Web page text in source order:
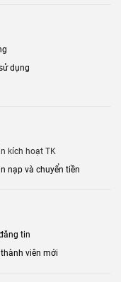
dụng
kích hoạt TK
nạp và chuyển tiền
tin
viên mới